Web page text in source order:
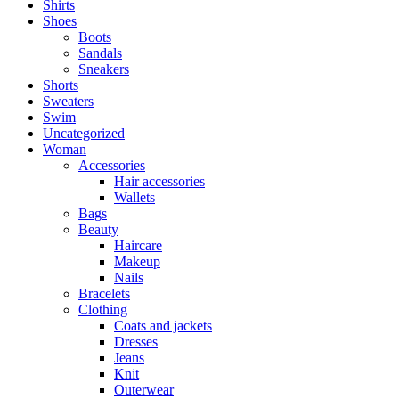
Shirts
Shoes
Boots
Sandals
Sneakers
Shorts
Sweaters
Swim
Uncategorized
Woman
Accessories
Hair accessories
Wallets
Bags
Beauty
Haircare
Makeup
Nails
Bracelets
Clothing
Coats and jackets
Dresses
Jeans
Knit
Outerwear